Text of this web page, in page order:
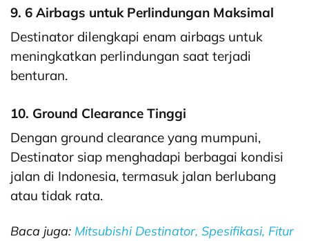
9. 6 Airbags untuk Perlindungan Maksimal
Destinator dilengkapi enam airbags untuk
meningkatkan perlindungan saat terjadi
benturan.
10. Ground Clearance Tinggi
Dengan ground clearance yang mumpuni,
Destinator siap menghadapi berbagai kondisi
jalan di Indonesia, termasuk jalan berlubang
atau tidak rata.
Baca juga: Mitsubishi Destinator, Spesifikasi, Fitur